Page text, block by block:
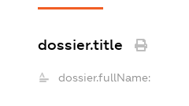
dossier.title
dossier.fullName: